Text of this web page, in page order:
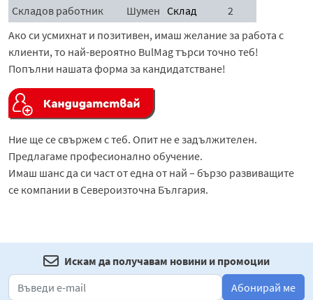
Складов работник
Шумен Склад
2
Ако си усмихнат и позитивен, имаш желание за работа с
клиенти, то най-вероятно BulMag търси точно теб!
Попълни нашата форма за кандидатстване!
Ние ще се свържем с теб. Опит не е задължителен.
Предлагаме професионално обучение.
Имаш шанс да си част от една от най – бързо развиващите
се компании в Североизточна България.
Искам да получавам новини и промоции
Абонирай ме